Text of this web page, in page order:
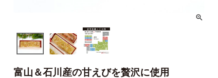
富山＆石川産の甘えびを贅沢に使用